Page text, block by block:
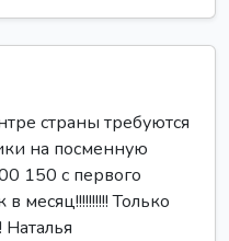
страны требуются
на посменную
150 с первого
в месяц!!!!!!!!!! Только
Наталья